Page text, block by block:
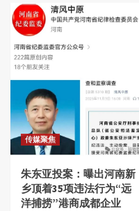
传媒聚焦
朱东亚投案：曝出河南新
乡顶着35项违法行为“远
洋捕捞”港商成都企业